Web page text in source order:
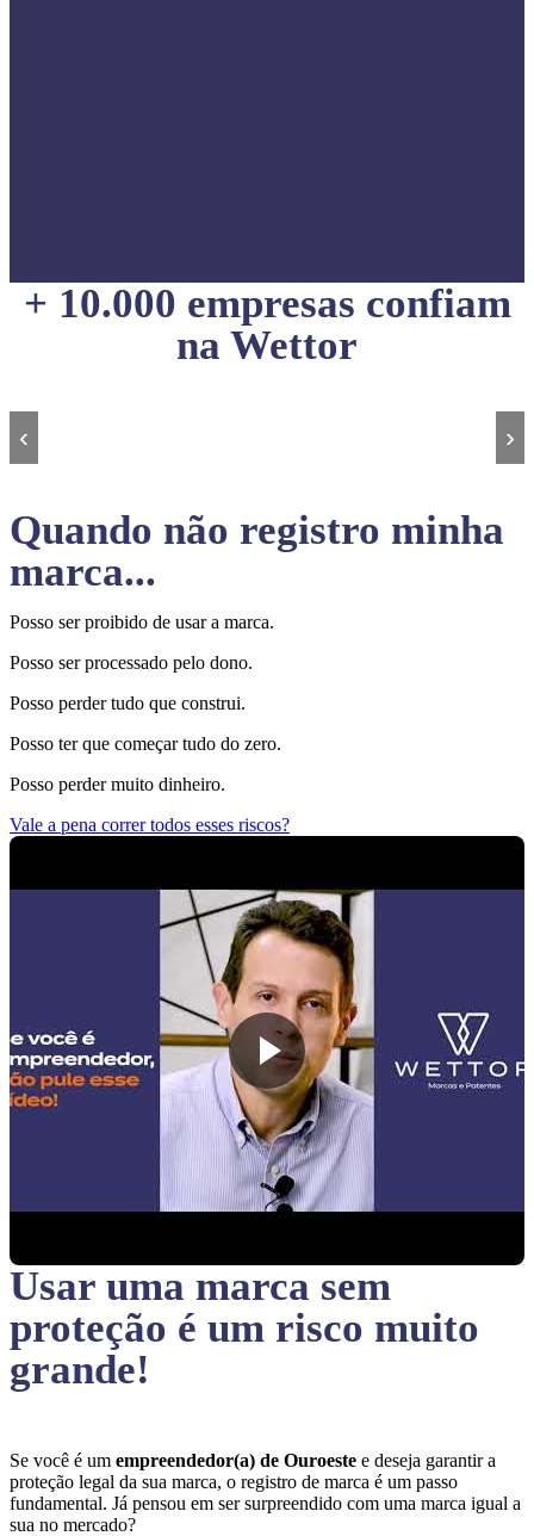
+ 10.000 empresas confiam
na Wettor
‹ ›
Quando não registro minha
marca...
Posso ser proibido de usar a marca.
Posso ser processado pelo dono.
Posso perder tudo que construi.
Posso ter que começar tudo do zero.
Posso perder muito dinheiro.
Vale a pena correr todos esses riscos?
Usar uma marca sem
proteção é um risco muito
grande!
Se você é um empreendedor(a) de Ouroeste e deseja garantir a
proteção legal da sua marca, o registro de marca é um passo
fundamental. Já pensou em ser surpreendido com uma marca igual a
sua no mercado?